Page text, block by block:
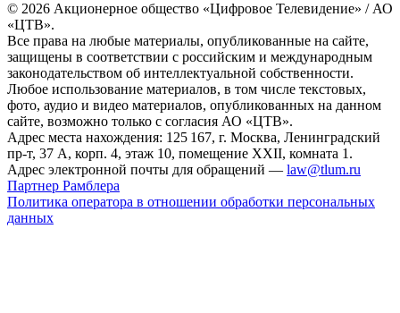
© 2026 Акционерное общество «Цифровое Телевидение» / АО
«ЦТВ».
Все права на любые материалы, опубликованные на сайте,
защищены в соответствии с российским и международным
законодательством об интеллектуальной собственности.
Любое использование материалов, в том числе текстовых,
фото, аудио и видео материалов, опубликованных на данном
сайте, возможно только с согласия АО «ЦТВ».
Адрес места нахождения: 125 167, г. Москва, Ленинградский
пр-т, 37 А, корп. 4, этаж 10, помещение XXII, комната 1.
Адрес электронной почты для обращений — law@tlum.ru
Партнер Рамблера
Политика оператора в отношении обработки персональных
данных